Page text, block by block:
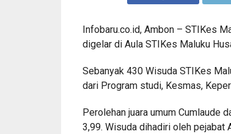
Infobaru.co.id, Ambon – STIKes
digelar di Aula STIKes Maluku
Sebanyak 430 Wisuda STIKes
dari Program studi, Kesmas,
Perolehan juara umum Cumlaude
3,99. Wisuda dihadiri oleh pejabat